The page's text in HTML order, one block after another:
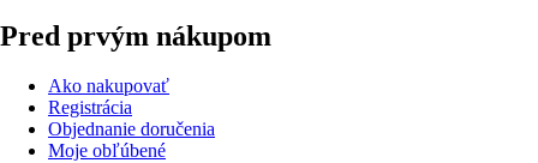
Pred prvým nákupom
Ako nakupovať
Registrácia
Objednanie doručenia
Moje obľúbené